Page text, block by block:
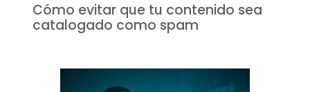
Cómo evitar que tu contenido sea
catalogado como spam